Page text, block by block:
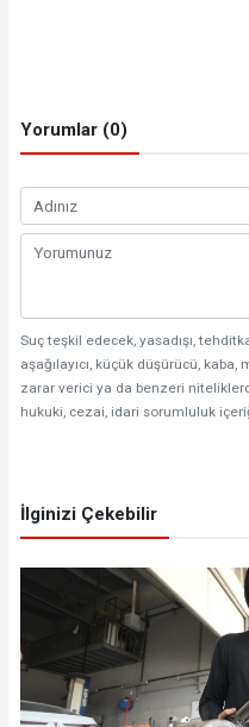
Yorumlar (0)
Suç teşkil edecek, yasadışı,
aşağılayıcı, küçük düşürücü,
zarar verici ya da benzeri
hukuki, cezai, idari sorumluluk
İlginizi Çekebilir